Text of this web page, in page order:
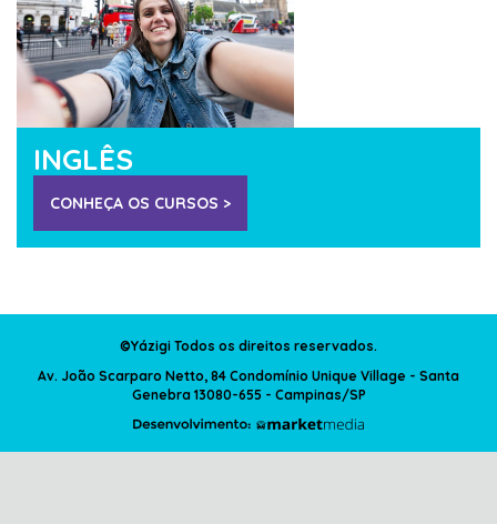
INGLÊS
CONHEÇA OS CURSOS >
©Yázigi Todos os direitos reservados.
Av. João Scarparo Netto, 84 Condomínio Unique Village - Santa
Genebra 13080-655 - Campinas/SP